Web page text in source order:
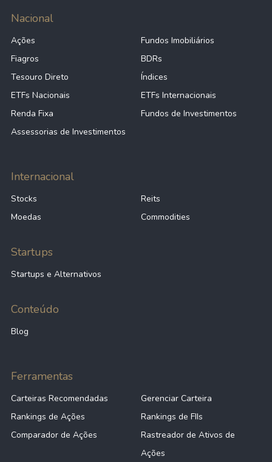
Nacional
Ações
Fundos Imobiliários
Fiagros
BDRs
Tesouro Direto
Índices
ETFs Nacionais
ETFs Internacionais
Renda Fixa
Fundos de Investimentos
Assessorias de Investimentos
Internacional
Stocks
Reits
Moedas
Commodities
Startups
Startups e Alternativos
Conteúdo
Blog
Ferramentas
Carteiras Recomendadas
Gerenciar Carteira
Rankings de Ações
Rankings de FIIs
Comparador de Ações
Rastreador de Ativos de
Ações